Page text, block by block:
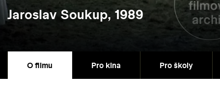
Jaroslav Soukup, 1989
O filmu Pro kina Pro školy